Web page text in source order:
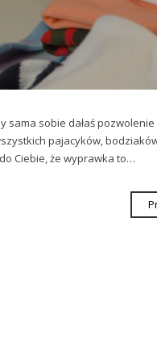
sama sobie dałaś
pajacyków,
Ciebie, że wyprawka to…